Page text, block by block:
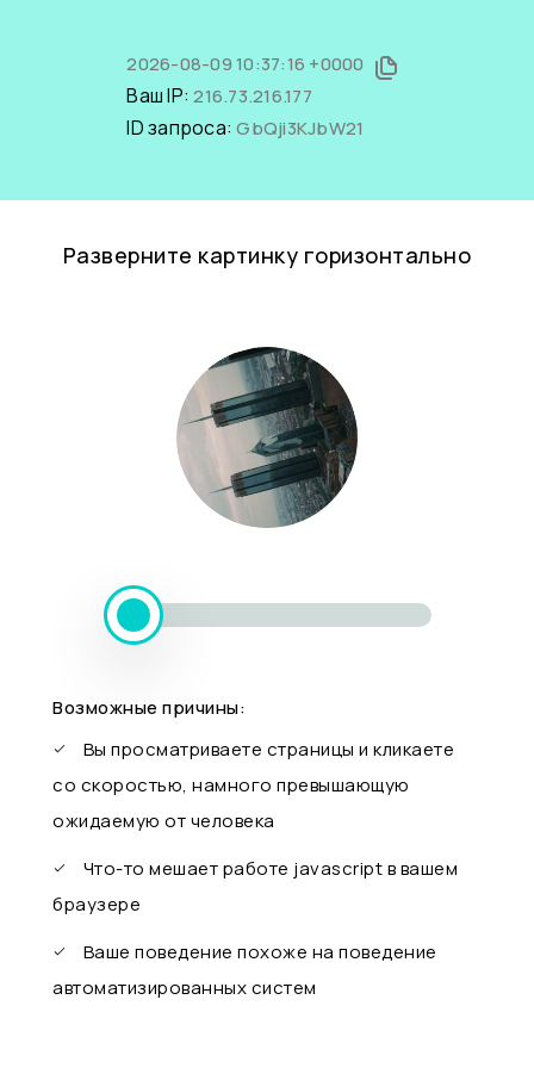
2026-08-09 10:37:16 +0000
Ваш IP:216.73.216.177
ID запроса:GbQji3KJbW21
Разверните картинку горизонтально
Возможные причины:
Вы просматриваете страницы и кликаете
со скоростью, намного превышающую
ожидаемую от человека
Что-то мешает работе javascript в вашем
браузере
Ваше поведение похоже на поведение
автоматизированных систем